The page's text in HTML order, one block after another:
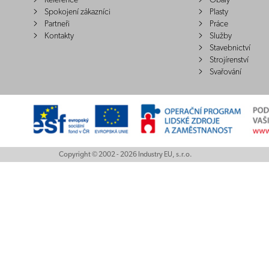
Spokojení zákazníci
Partneři
Kontakty
Plasty
Práce
Služby
Stavebnictví
Strojírenství
Svařování
Copyright © 2002 - 2026 Industry EU, s.r.o.